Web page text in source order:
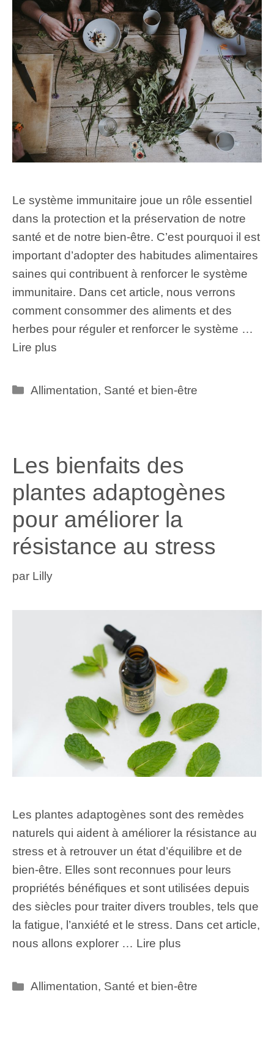
Le système immunitaire joue un rôle essentiel
dans la protection et la préservation de notre
santé et de notre bien-être. C’est pourquoi il est
important d’adopter des habitudes alimentaires
saines qui contribuent à renforcer le système
immunitaire. Dans cet article, nous verrons
comment consommer des aliments et des
herbes pour réguler et renforcer le système …
Lire plus
Catégories
Allimentation, Santé et bien-être
Les bienfaits des
plantes adaptogènes
pour améliorer la
résistance au stress
par Lilly
Les plantes adaptogènes sont des remèdes
naturels qui aident à améliorer la résistance au
stress et à retrouver un état d’équilibre et de
bien-être. Elles sont reconnues pour leurs
propriétés bénéfiques et sont utilisées depuis
des siècles pour traiter divers troubles, tels que
la fatigue, l’anxiété et le stress. Dans cet article,
nous allons explorer … Lire plus
Catégories
Allimentation, Santé et bien-être